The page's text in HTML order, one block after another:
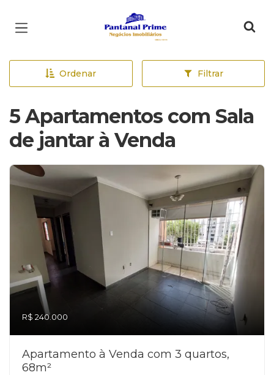
Página inicial
Ordenar Filtrar
5 Apartamentos com Sala
de jantar à Venda
R$ 240.000
Apartamento à Venda com 3 quartos,
68m²